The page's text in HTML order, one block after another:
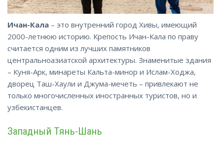
Ичан-Кала – это внутренний город Хивы, имеющий
2000-летнюю историю. Крепость Ичан-Кала по праву
считается одним из лучших памятников
центральноазиатской архитектуры. Знаменитые здания
– Куня-Арк, минареты Кальта-минор и Ислам-Ходжа,
дворец Таш-Хаули и Джума-мечеть – привлекают не
только многочисленных иностранных туристов, но и
узбекистанцев.
Западный Тянь-Шань